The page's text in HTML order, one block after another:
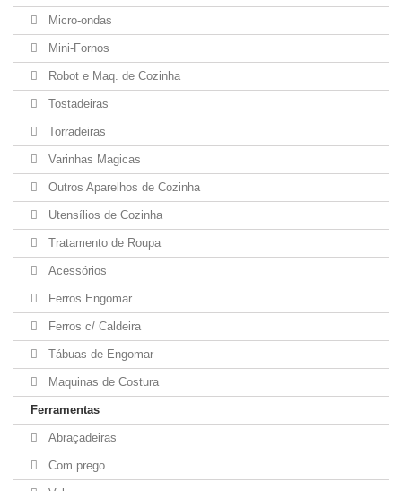
Micro-ondas
Mini-Fornos
Robot e Maq. de Cozinha
Tostadeiras
Torradeiras
Varinhas Magicas
Outros Aparelhos de Cozinha
Utensílios de Cozinha
Tratamento de Roupa
Acessórios
Ferros Engomar
Ferros c/ Caldeira
Tábuas de Engomar
Maquinas de Costura
Ferramentas
Abraçadeiras
Com prego